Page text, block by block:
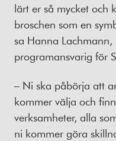
lärt er så mycket och
broschen som en
sa Hanna
programansvarig för
– Ni ska påbörja att
kommer välja och
verksamheter, alla
ni kommer göra